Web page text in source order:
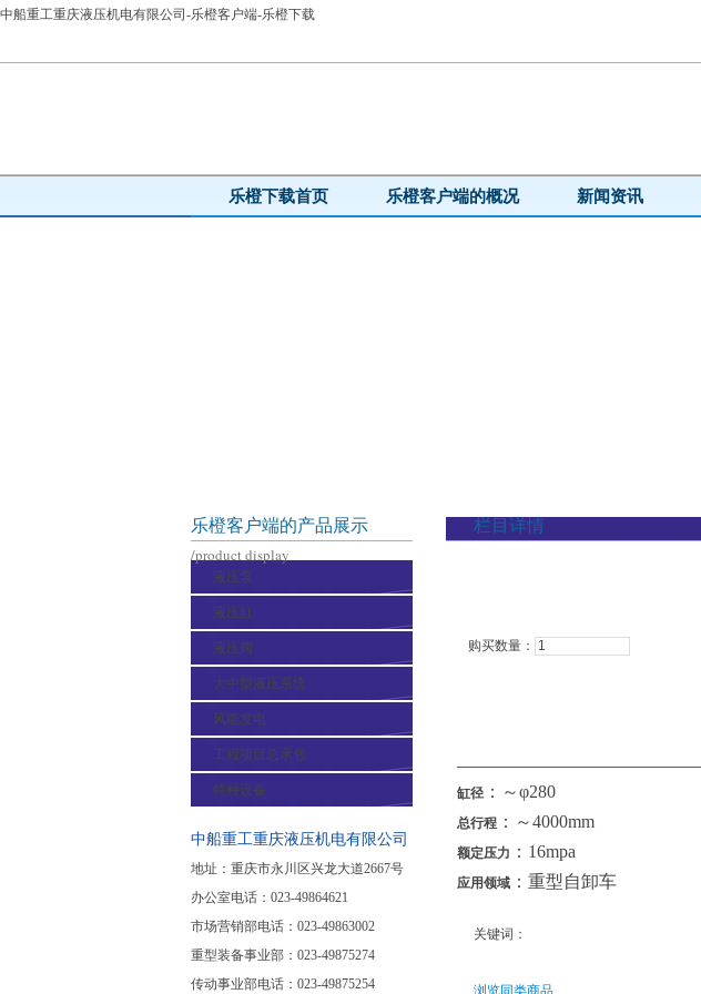
中船重工重庆液压机电有限公司-乐橙客户端-乐橙下载
乐橙下载首页 乐橙客户端的概况 新闻资讯
乐橙客户端的产品展示
/product display
液压泵
液压缸
液压阀
大中型液压系统
风能发电
工程项目总承包
特种设备
中船重工重庆液压机电有限公司
地址：重庆市永川区兴龙大道2667号
办公室电话：023-49864621
市场营销部电话：023-49863002
重型装备事业部：023-49875274
传动事业部电话：023-49875254
栏目详情
购买数量：
缸径 ：～φ280
总行程 ：～4000mm
额定压力 ：16mpa
应用领域 ：重型自卸车
关键词：
浏览同类商品